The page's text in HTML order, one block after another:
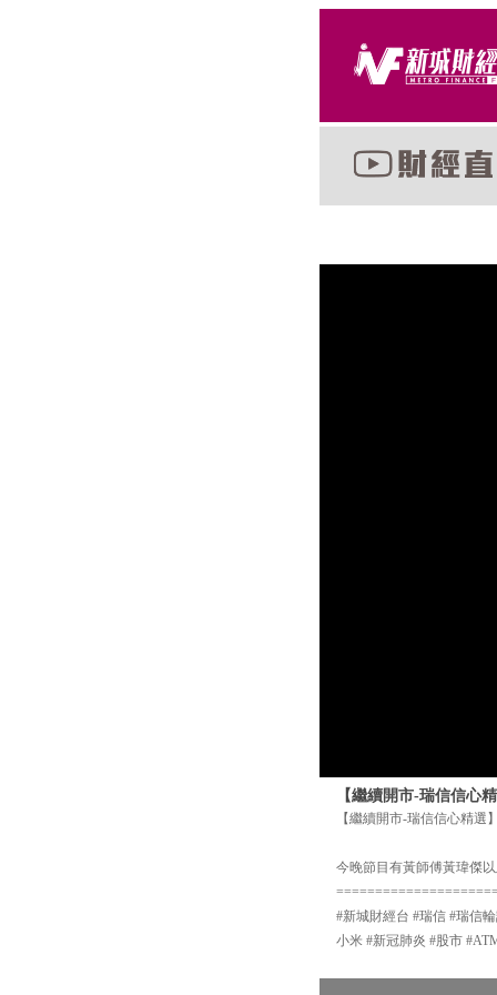
【繼續開市-瑞信信心
【繼續開市-瑞信信心精選
今晚節目有黃師傅黃瑋傑
#新城財經台 #瑞信 #瑞信
小米 #新冠肺炎 #股市